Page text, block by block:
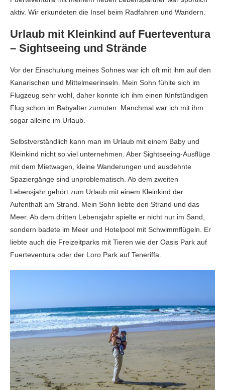
aktiv. Wir erkundeten die Insel beim Radfahren und Wandern.
Urlaub mit Kleinkind auf Fuerteventura
– Sightseeing und Strände
Vor der Einschulung meines Sohnes war ich oft mit ihm auf den
Kanarischen und Mittelmeerinseln. Mein Sohn fühlte sich im
Flugzeug sehr wohl, daher konnte ich ihm einen fünfstündigen
Flug schon im Babyalter zumuten. Manchmal war ich mit ihm
sogar alleine im Urlaub.
Selbstverständlich kann man im Urlaub mit einem Baby und
Kleinkind nicht so viel unternehmen. Aber Sightseeing-Ausflüge
mit dem Mietwagen, kleine Wanderungen und ausdehnte
Spaziergänge sind unproblematisch. Ab dem zweiten
Lebensjahr gehört zum Urlaub mit einem Kleinkind der
Aufenthalt am Strand. Mein Sohn liebte den Strand und das
Meer. Ab dem dritten Lebensjahr spielte er nicht nur im Sand,
sondern badete im Meer und Hotelpool mit Schwimmflügeln. Er
liebte auch die Freizeitparks mit Tieren wie der Oasis Park auf
Fuerteventura oder der Loro Park auf Teneriffa.